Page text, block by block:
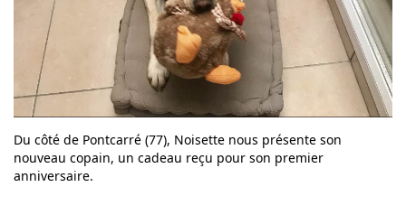
Du côté de Pontcarré (77), Noisette nous présente son
nouveau copain, un cadeau reçu pour son premier
anniversaire.